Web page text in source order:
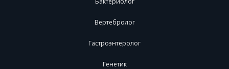
Вертебролог
Гастроэнтеролог
Генетик